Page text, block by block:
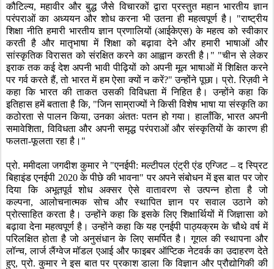
कौटिल्य,महावीर और बुद्ध जैसे विचारकों द्वारा प्रस्तुत महान भारतीय ज्ञान
परंपराओं का अध्ययन और शोध करना भी उतना ही महत्वपूर्ण है। "राष्ट्रीय
शिक्षा नीति हमारी भारतीय ज्ञान प्रणालियों (आईकेएस) के महत्व को स्वीकार
करती है और मातृभाषा में शिक्षा को बढ़ावा देने और हमारी भाषाओं और
सांस्कृतिक विरासत को संरक्षित करने का आह्वान करती है।" "चीन से लेकर
इराक तक कई देश अपनी भावी पीढ़ियों को अपनी मूल भाषाओं में शिक्षित करने
पर गर्व करते हैं,तो भारत में हम ऐसा क्यों न करें?"उन्होंने पूछा। प्रो. रिज़वी ने
कहा कि भारत की ताकत उसकी विविधता में निहित है। उन्होंने कहा कि
इतिहास हमें बताता है कि, "जिन साम्राज्यों ने किसी विशेष भाषा या संस्कृति का
कठोरता से पालन किया,उनका अंततः पतन हो गया। हालाँकि,भारत अपनी
समावेशिता,विविधता और अपनी समृद्ध परंपराओं और संस्कृतियों के कारण ही
फलता-फूलता रहा है।"
प्रो. ममीदला जगदीश कुमार ने "एनईपी: मल्टीपल एंट्री एंड एग्जिट –द स्प्रिट
बिहाइंड एनईपी 2020 के पीछे की भावना" पर अपने संबोधन में इस बात पर जोर
दिया कि अभूतपूर्व शोध अक्सर ऐसे वातावरण से उत्पन्न होता है जो
कल्पना, आलोचनात्मक सोच और स्थापित ज्ञान पर सवाल उठाने को
प्रोत्साहित करता है। उन्होंने कहा कि इसके लिए शिक्षार्थियों में जिज्ञासा को
बढ़ावा देना महत्वपूर्ण है। उन्होंने कहा कि यह एनईपी पाठ्यक्रम के चौथे वर्ष में
परिलक्षित होता है जो अनुसंधान के लिए समर्पित है। गूगल की स्थापना और
लॉन्च,लार्ज लैंग्वेज मॉडल एआई और फाइबर ऑप्टिक नेटवर्क का उदाहरण देते
हुए,प्रो. कुमार ने इस बात पर प्रकाश डाला कि विज्ञान और प्रौद्योगिकी की